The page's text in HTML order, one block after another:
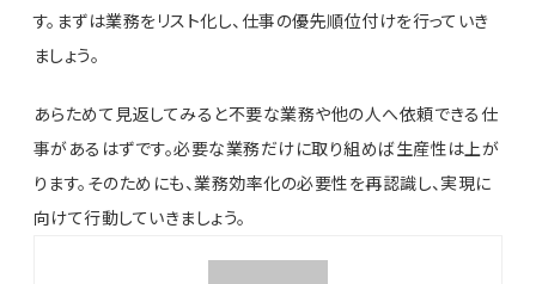
す。まずは業務をリスト化し、仕事の優先順位付けを行っていき
ましょう。
あらためて見返してみると不要な業務や他の人へ依頼できる仕
事があるはずです。必要な業務だけに取り組めば生産性は上が
ります。そのためにも、業務効率化の必要性を再認識し、実現に
向けて行動していきましょう。